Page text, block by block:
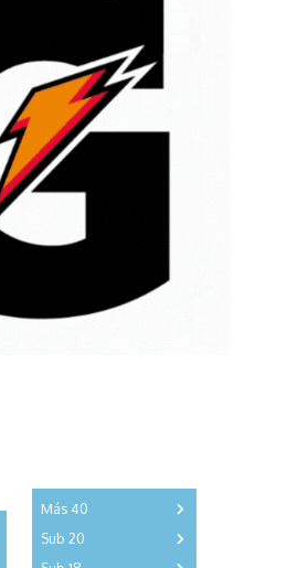
Más 40
Sub 20